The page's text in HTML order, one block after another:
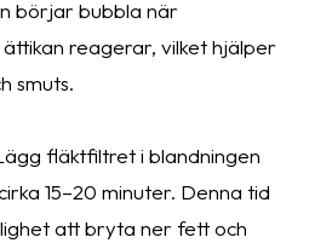
börjar bubbla när
reagerar, vilket hjälper
smuts.
fläktfiltret i blandningen
15–20 minuter. Denna tid
att bryta ner fett och